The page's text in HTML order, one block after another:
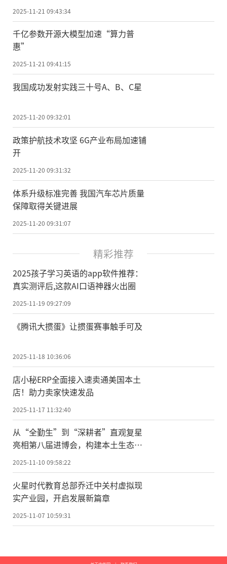
2025-11-21 09:43:34
千亿参数开源大模型加速“算力普
惠”
2025-11-21 09:41:15
我国成功发射实践三十号A、B、C星
2025-11-20 09:32:01
政策护航技术攻坚 6G产业布局加速铺
开
2025-11-20 09:31:32
体系升级标准完善 我国汽车芯片质量
保障取得关键进展
2025-11-20 09:31:07
精彩推荐
2025孩子学习英语的app软件推荐：
真实测评后,这款AI口语神器火出圈
2025-11-19 09:27:09
《腾讯大掼蛋》让掼蛋赛事触手可及
2025-11-18 10:36:06
店小秘ERP全面接入速卖通美国本土
店！助力卖家快速发品
2025-11-17 11:32:40
从“全勤生”到“深耕者”直观复星
亮相第八届进博会，构建本土生态多
维融合新格局
2025-11-10 09:58:22
火星时代教育总部乔迁中关村虚拟现
实产业园，开启发展新篇章
2025-11-07 10:59:31